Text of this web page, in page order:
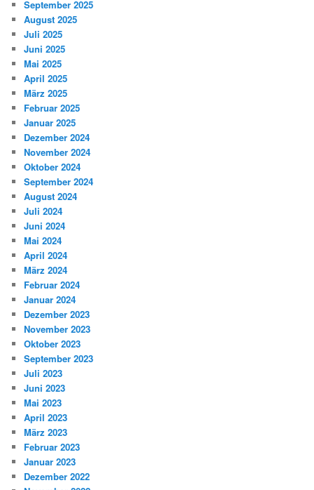
September 2025
August 2025
Juli 2025
Juni 2025
Mai 2025
April 2025
März 2025
Februar 2025
Januar 2025
Dezember 2024
November 2024
Oktober 2024
September 2024
August 2024
Juli 2024
Juni 2024
Mai 2024
April 2024
März 2024
Februar 2024
Januar 2024
Dezember 2023
November 2023
Oktober 2023
September 2023
Juli 2023
Juni 2023
Mai 2023
April 2023
März 2023
Februar 2023
Januar 2023
Dezember 2022